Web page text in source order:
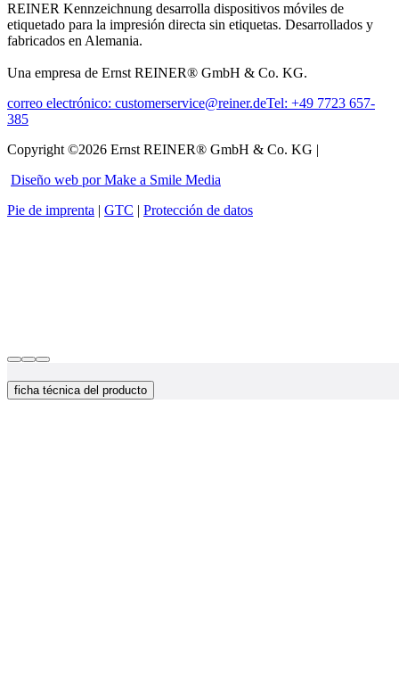
REINER Kennzeichnung desarrolla dispositivos móviles de
etiquetado para la impresión directa sin etiquetas. Desarrollados y
fabricados en Alemania.
Una empresa de Ernst REINER® GmbH & Co. KG.
correo electrónico: customerservice@reiner.deTel: +49 7723 657-
385
Copyright ©2026 Ernst REINER® GmbH & Co. KG |
Diseño web por Make a Smile Media
Pie de imprenta | GTC | Protección de datos
ficha técnica del producto